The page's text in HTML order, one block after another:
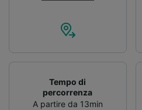
Tempo di
percorrenza
A partire da 13min